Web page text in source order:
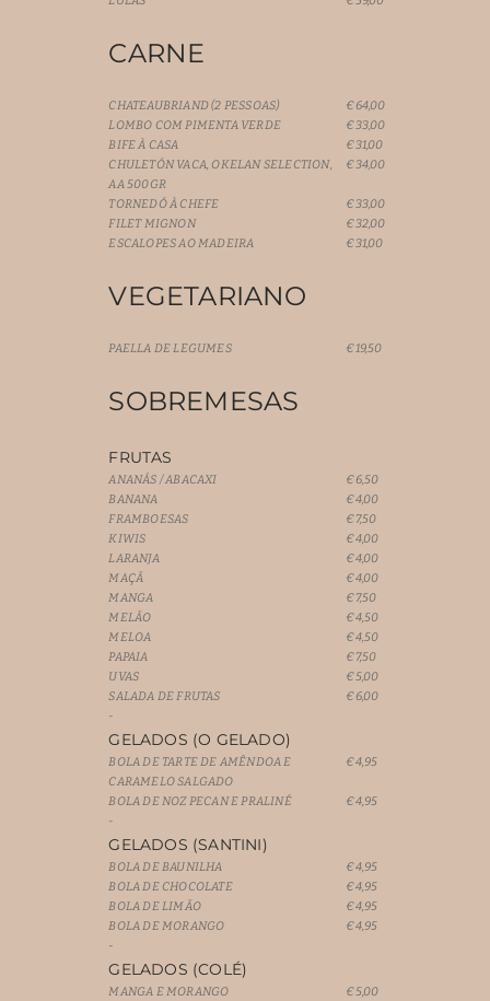
CARNE
CHATEAUBRIAND (2 PESSOAS)
€64,00
LOMBO COM PIMENTA VERDE
€33,00
BIFE À CASA
€31,00
CHULETÓN VACA, OKELAN SELECTION,
AA 500GR
€34,00
TORNEDÓ À CHEFE
€33,00
FILET MIGNON
€32,00
ESCALOPES AO MADEIRA
€31,00
VEGETARIANO
PAELLA DE LEGUMES €19,50
SOBREMESAS
FRUTAS
ANANÁS / ABACAXI
€6,50
BANANA
€4,00
FRAMBOESAS
€7,50
KIWIS
€4,00
LARANJA
€4,00
MAÇÃ
€4,00
MANGA
€7,50
MELÃO
€4,50
MELOA
€4,50
PAPAIA
€7,50
UVAS
€5,00
SALADA DE FRUTAS
€6,00
-
GELADOS (O GELADO)
BOLA DE TARTE DE AMÊNDOA E
CARAMELO SALGADO
€4,95
BOLA DE NOZ PECAN E PRALINÉ
€4,95
-
GELADOS (SANTINI)
BOLA DE BAUNILHA
€4,95
BOLA DE CHOCOLATE
€4,95
BOLA DE LIMÃO
€4,95
BOLA DE MORANGO
€4,95
-
GELADOS (COLÉ)
MANGA E MORANGO
€5,00